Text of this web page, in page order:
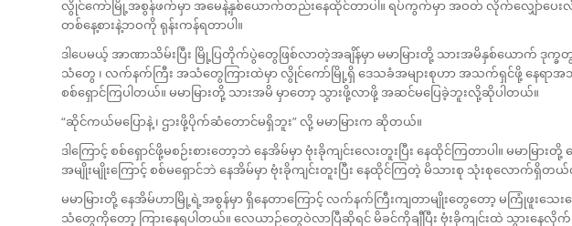
လွိုင်ကော်မြို့အစွန်ဖက်မှာ အမေနဲ့နှစ်ယောက်တည်းနေထိုင်တာပါ။ ရပ်ကွက်မှာ အဝတ် လိုက်လျှော်ပေ
တစ်နေ့စားနဲ့ဘဝကို ရုန်းကန်ရတာပါ။
ဒါပေမယ့် အာဏာသိမ်းပြီး မြို့ပြတိုက်ပွဲတွေဖြစ်လာတဲ့အချိန်မှာ မမာမြားတို့ သားအမိနှစ်ယောက် ဒု
သံတွေ ၊ လက်နက်ကြီး အသံတွေကြားထဲမှာ လွိုင်ကော်မြို့ရှိ ဒေသခံအများစုဟာ အသက်ရှင်ဖို့ နေရာအ
စစ်ရှောင်ကြပါတယ်။ မမာမြားတို့ သားအမိ မှာတော့ သွားဖို့လာဖို့ အဆင်မပြေခဲ့ဘူးလို့ဆိုပါတယ်။
“ဆိုင်ကယ်မပြောနဲ့ ၊ ဌားဖို့ပိုက်ဆံတောင်မရှိဘူး” လို့ မမာမြားက ဆိုတယ်။
ဒါကြောင့် စစ်ရှောင်ဖို့မစဉ်းစားတော့ဘဲ နေအိမ်မှာ ဗုံးခိုကျင်းလေးတူးပြီး နေထိုင်ကြတာပါ။ မမာမြ
အမျိုးမျိုးကြောင့် စစ်မရှောင်ဘဲ နေအိမ်မှာ ဗုံးခိုကျင်းတူးပြီး နေထိုင်ကြတဲ့ မိသားစု သုံးစုလောက်ရှိ
မမာမြားတို့ နေအိမ်ဟာမြို့ရဲ့အစွန်မှာ ရှိနေတာကြောင့် လက်နက်ကြီးကျတာမျိုးတွေတော့ မကြုံဖူးသ
သံတွေကိုတော့ ကြားနေရပါတယ်။ လေယာဉ်တွေဝဲလာပြီဆိုရင် မိခင်ကိုချီပြီး ဗုံးခိုကျင်းထဲ သွားနေလို